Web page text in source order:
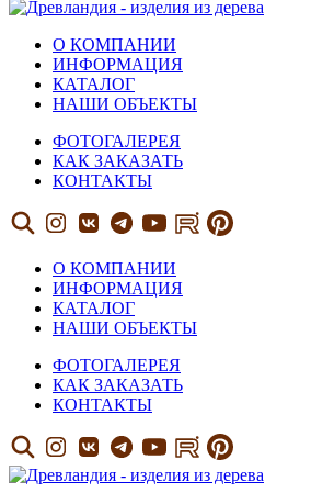
О КОМПАНИИ
ИНФОРМАЦИЯ
КАТАЛОГ
НАШИ ОБЪЕКТЫ
ФОТОГАЛЕРЕЯ
КАК ЗАКАЗАТЬ
КОНТАКТЫ
О КОМПАНИИ
ИНФОРМАЦИЯ
КАТАЛОГ
НАШИ ОБЪЕКТЫ
ФОТОГАЛЕРЕЯ
КАК ЗАКАЗАТЬ
КОНТАКТЫ